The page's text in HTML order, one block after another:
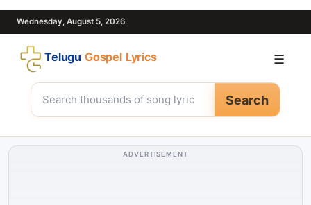
Wednesday, August 5, 2026
Telugu Gospel Lyrics
Search
☰
ADVERTISEMENT